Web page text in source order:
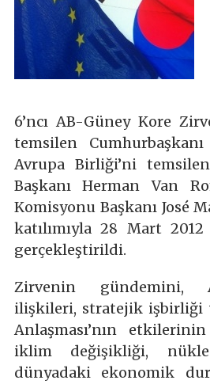
6’ncı AB-Güney Kore
temsilen
Avrupa Birliği’ni
Başkanı Herman Van
Komisyonu Başkanı José
katılımıyla 28 Mart
gerçekleştirildi.
Zirvenin gündemini,
ilişkileri, stratejik işbirliği
Anlaşması’nın
iklim değişikliği,
dünyadaki ekonomik